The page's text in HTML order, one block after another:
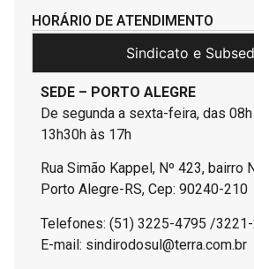
HORÁRIO DE ATENDIMENTO
Sindicato e
SEDE – PORTO ALEGRE
De segunda a sexta-feira, das
13h30h às 17h
Rua Simão Kappel, Nº 423, bairro
Porto Alegre-RS, Cep: 90240-210
Telefones: (51) 3225-4795 /
E-mail: sindirodosul@terra.com.br